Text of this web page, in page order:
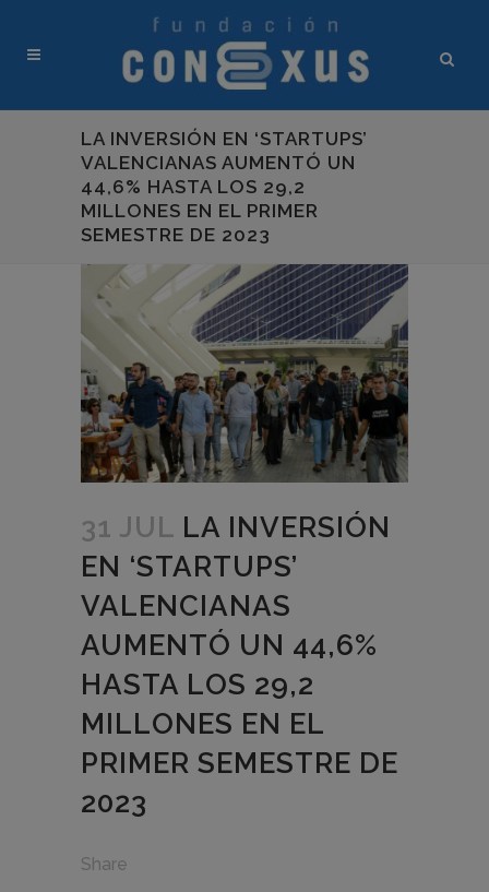
LA INVERSIÓN EN ‘STARTUPS’
VALENCIANAS AUMENTÓ UN
44,6% HASTA LOS 29,2
MILLONES EN EL PRIMER
SEMESTRE DE 2023
31 JUL LA INVERSIÓN
EN ‘STARTUPS’
VALENCIANAS
AUMENTÓ UN 44,6%
HASTA LOS 29,2
MILLONES EN EL
PRIMER SEMESTRE DE
2023
Share